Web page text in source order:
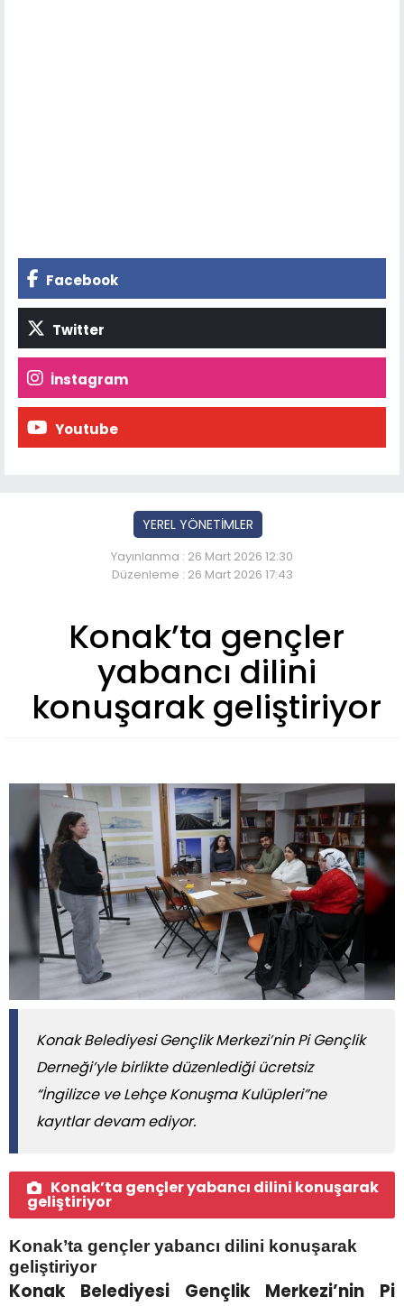
Facebook
Twitter
İnstagram
Youtube
YEREL YÖNETİMLER
Yayınlanma : 26 Mart 2026 12:30
Düzenleme : 26 Mart 2026 17:43
Konak’ta gençler
yabancı dilini
konuşarak geliştiriyor
Konak Belediyesi Gençlik Merkezi’nin Pi Gençlik
Derneği’yle birlikte düzenlediği ücretsiz
“İngilizce ve Lehçe Konuşma Kulüpleri”ne
kayıtlar devam ediyor.
Konak’ta gençler yabancı dilini konuşarak
geliştiriyor
Konak’ta gençler yabancı dilini konuşarak
geliştiriyor
Konak Belediyesi Gençlik Merkezi’nin Pi